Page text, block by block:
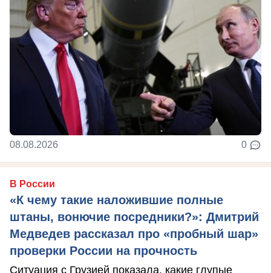
08.08.2026 0
В России
«К чему такие наложившие полные
штаны, вонючие посредники?»: Дмитрий
Медведев рассказал про «пробный шар»
проверки России на прочность
Ситуация с Грузией показала, какие глупые